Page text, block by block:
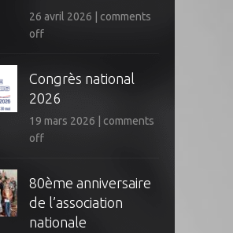
26 avril 2026
comments
off
Congrès national
2026
19 mars 2026
comments
off
80ème anniversaire
de l’association
nationale